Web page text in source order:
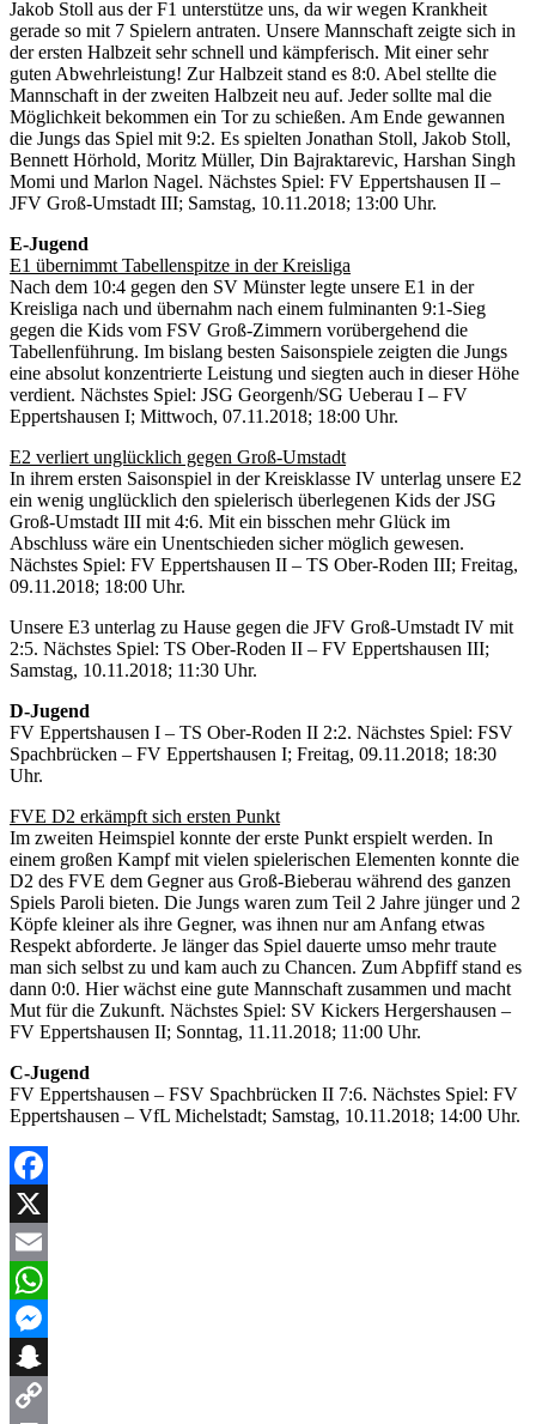
Jakob Stoll aus der F1 unterstütze uns, da wir wegen Krankheit
gerade so mit 7 Spielern antraten. Unsere Mannschaft zeigte sich in
der ersten Halbzeit sehr schnell und kämpferisch. Mit einer sehr
guten Abwehrleistung! Zur Halbzeit stand es 8:0. Abel stellte die
Mannschaft in der zweiten Halbzeit neu auf. Jeder sollte mal die
Möglichkeit bekommen ein Tor zu schießen. Am Ende gewannen
die Jungs das Spiel mit 9:2. Es spielten Jonathan Stoll, Jakob Stoll,
Bennett Hörhold, Moritz Müller, Din Bajraktarevic, Harshan Singh
Momi und Marlon Nagel. Nächstes Spiel: FV Eppertshausen II –
JFV Groß-Umstadt III; Samstag, 10.11.2018; 13:00 Uhr.
E-Jugend
E1 übernimmt Tabellenspitze in der Kreisliga
Nach dem 10:4 gegen den SV Münster legte unsere E1 in der
Kreisliga nach und übernahm nach einem fulminanten 9:1-Sieg
gegen die Kids vom FSV Groß-Zimmern vorübergehend die
Tabellenführung. Im bislang besten Saisonspiele zeigten die Jungs
eine absolut konzentrierte Leistung und siegten auch in dieser Höhe
verdient. Nächstes Spiel: JSG Georgenh/SG Ueberau I – FV
Eppertshausen I; Mittwoch, 07.11.2018; 18:00 Uhr.
E2 verliert unglücklich gegen Groß-Umstadt
In ihrem ersten Saisonspiel in der Kreisklasse IV unterlag unsere E2
ein wenig unglücklich den spielerisch überlegenen Kids der JSG
Groß-Umstadt III mit 4:6. Mit ein bisschen mehr Glück im
Abschluss wäre ein Unentschieden sicher möglich gewesen.
Nächstes Spiel: FV Eppertshausen II – TS Ober-Roden III; Freitag,
09.11.2018; 18:00 Uhr.
Unsere E3 unterlag zu Hause gegen die JFV Groß-Umstadt IV mit
2:5. Nächstes Spiel: TS Ober-Roden II – FV Eppertshausen III;
Samstag, 10.11.2018; 11:30 Uhr.
D-Jugend
FV Eppertshausen I – TS Ober-Roden II 2:2. Nächstes Spiel: FSV
Spachbrücken – FV Eppertshausen I; Freitag, 09.11.2018; 18:30
Uhr.
FVE D2 erkämpft sich ersten Punkt
Im zweiten Heimspiel konnte der erste Punkt erspielt werden. In
einem großen Kampf mit vielen spielerischen Elementen konnte die
D2 des FVE dem Gegner aus Groß-Bieberau während des ganzen
Spiels Paroli bieten. Die Jungs waren zum Teil 2 Jahre jünger und 2
Köpfe kleiner als ihre Gegner, was ihnen nur am Anfang etwas
Respekt abforderte. Je länger das Spiel dauerte umso mehr traute
man sich selbst zu und kam auch zu Chancen. Zum Abpfiff stand es
dann 0:0. Hier wächst eine gute Mannschaft zusammen und macht
Mut für die Zukunft. Nächstes Spiel: SV Kickers Hergershausen –
FV Eppertshausen II; Sonntag, 11.11.2018; 11:00 Uhr.
C-Jugend
FV Eppertshausen – FSV Spachbrücken II 7:6. Nächstes Spiel: FV
Eppertshausen – VfL Michelstadt; Samstag, 10.11.2018; 14:00 Uhr.
Facebook
X
Email
WhatsApp
Messenger
Snapchat